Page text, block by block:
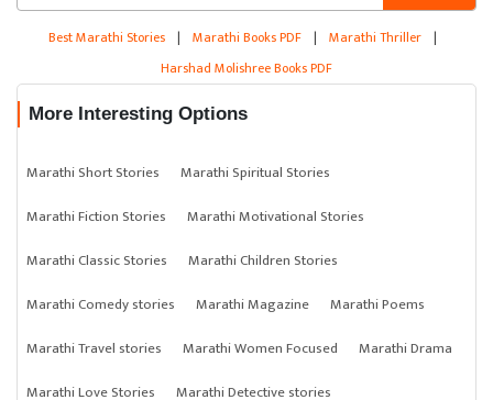
Best Marathi Stories | Marathi Books PDF | Marathi Thriller |
Harshad Molishree Books PDF
More Interesting Options
Marathi Short Stories
Marathi Spiritual Stories
Marathi Fiction Stories
Marathi Motivational Stories
Marathi Classic Stories
Marathi Children Stories
Marathi Comedy stories
Marathi Magazine
Marathi Poems
Marathi Travel stories
Marathi Women Focused
Marathi Drama
Marathi Love Stories
Marathi Detective stories